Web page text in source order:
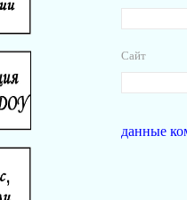
Сайт
данные